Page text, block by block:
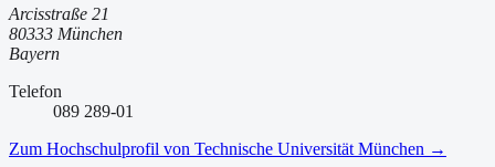
Arcisstraße 21
80333 München
Bayern
Telefon
089 289-01
Zum Hochschulprofil von Technische Universität München →